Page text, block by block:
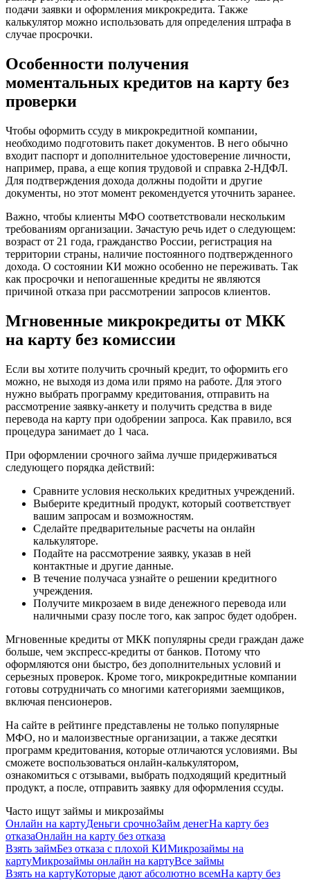
подачи заявки и оформления микрокредита. Также
калькулятор можно использовать для определения штрафа в
случае просрочки.
Особенности получения
моментальных кредитов на карту без
проверки
Чтобы оформить ссуду в микрокредитной компании,
необходимо подготовить пакет документов. В него обычно
входит паспорт и дополнительное удостоверение личности,
например, права, а еще копия трудовой и справка 2-НДФЛ.
Для подтверждения дохода должны подойти и другие
документы, но этот момент рекомендуется уточнить заранее.
Важно, чтобы клиенты МФО соответствовали нескольким
требованиям организации. Зачастую речь идет о следующем:
возраст от 21 года, гражданство России, регистрация на
территории страны, наличие постоянного подтвержденного
дохода. О состоянии КИ можно особенно не переживать. Так
как просрочки и непогашенные кредиты не являются
причиной отказа при рассмотрении запросов клиентов.
Мгновенные микрокредиты от МКК
на карту без комиссии
Если вы хотите получить срочный кредит, то оформить его
можно, не выходя из дома или прямо на работе. Для этого
нужно выбрать программу кредитования, отправить на
рассмотрение заявку-анкету и получить средства в виде
перевода на карту при одобрении запроса. Как правило, вся
процедура занимает до 1 часа.
При оформлении срочного займа лучше придерживаться
следующего порядка действий:
Сравните условия нескольких кредитных учреждений.
Выберите кредитный продукт, который соответствует
вашим запросам и возможностям.
Сделайте предварительные расчеты на онлайн
калькуляторе.
Подайте на рассмотрение заявку, указав в ней
контактные и другие данные.
В течение получаса узнайте о решении кредитного
учреждения.
Получите микрозаем в виде денежного перевода или
наличными сразу после того, как запрос будет одобрен.
Мгновенные кредиты от МКК популярны среди граждан даже
больше, чем экспресс-кредиты от банков. Потому что
оформляются они быстро, без дополнительных условий и
серьезных проверок. Кроме того, микрокредитные компании
готовы сотрудничать со многими категориями заемщиков,
включая пенсионеров.
На сайте в рейтинге представлены не только популярные
МФО, но и малоизвестные организации, а также десятки
программ кредитования, которые отличаются условиями. Вы
сможете воспользоваться онлайн-калькулятором,
ознакомиться с отзывами, выбрать подходящий кредитный
продукт, а после, отправить заявку для оформления ссуды.
Часто ищут займы и микрозаймы
Онлайн на картуДеньги срочноЗайм денегНа карту без
отказаОнлайн на карту без отказа
Взять займБез отказа с плохой КИМикрозаймы на
картуМикрозаймы онлайн на картуВсе займы
Взять на картуКоторые дают абсолютно всемНа карту без